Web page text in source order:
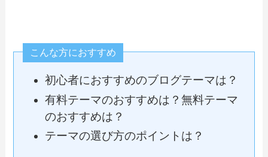
こんな方におすすめ
初心者におすすめのブログテーマは？
有料テーマのおすすめは？無料テーマ
のおすすめは？
テーマの選び方のポイントは？